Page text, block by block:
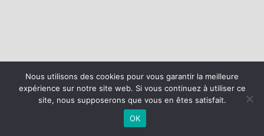
2026 - Baie d'Armor Handball Plérin-Saint Brieuc | Site internet
réalisé par
MENTIONS LÉGALES
Nous utilisons des cookies pour vous garantir la meilleure
expérience sur notre site web. Si vous continuez à utiliser ce
site, nous supposerons que vous en êtes satisfait.
OK